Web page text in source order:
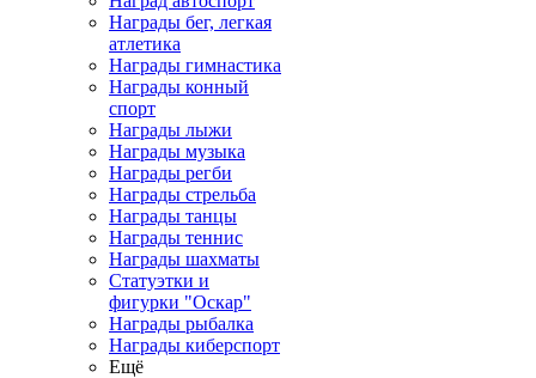
Награды бег, легкая
атлетика
Награды гимнастика
Награды конный
спорт
Награды лыжи
Награды музыка
Награды регби
Награды стрельба
Награды танцы
Награды теннис
Награды шахматы
Статуэтки и
фигурки "Оскар"
Награды рыбалка
Награды киберспорт
Ещё